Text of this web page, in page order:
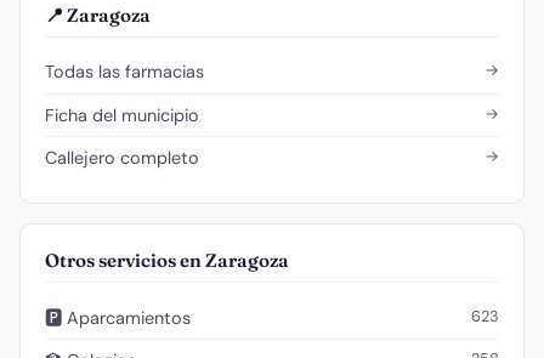
📍 Zaragoza
Todas las farmacias →
Ficha del municipio →
Callejero completo →
Otros servicios en Zaragoza
🅿️ Aparcamientos 623